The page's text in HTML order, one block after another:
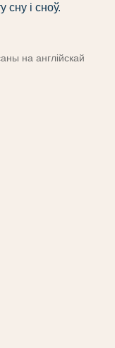
сну і сноў.
на англійскай